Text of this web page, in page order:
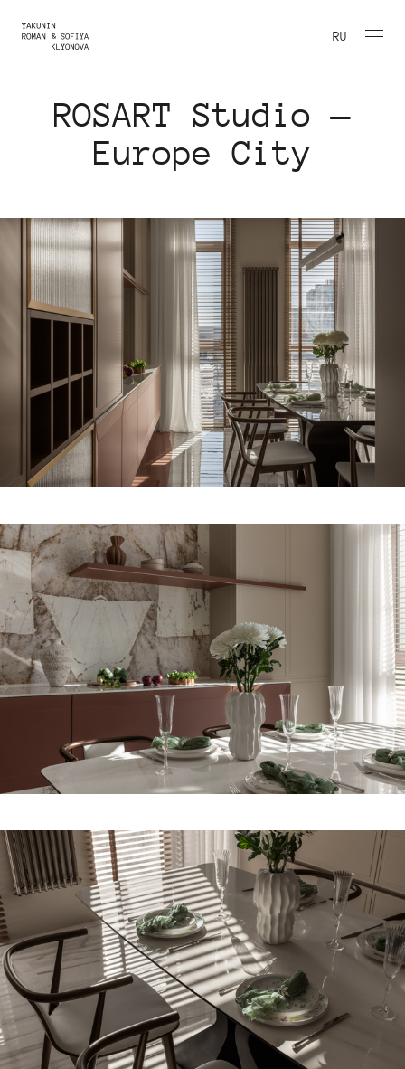
RU
ROSART Studio —
Europe City